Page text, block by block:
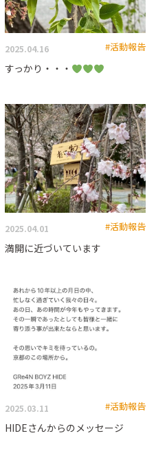
2025.04.16 #活動報告
すっかり・・・
2025.04.01 #活動報告
満開に近づいています
2025.03.11 #活動報告
HIDEさんからのメッセージ